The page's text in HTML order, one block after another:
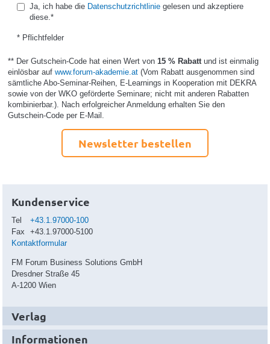
Ja, ich habe die Datenschutzrichtliniegelesen und akzeptiere
diese.*
* Pflichtfelder
** Der Gutschein-Code hat einen Wert von 15 % Rabatt und ist einmalig
einlösbar auf www.forum-akademie.at(Vom Rabatt ausgenommen sind
sämtliche Abo-Seminar-Reihen, E-Learnings in Kooperation mit DEKRA
sowie von der WKO geförderte Seminare; nicht mit anderen Rabatten
kombinierbar.). Nach erfolgreicher Anmeldung erhalten Sie den
Gutschein-Code per E-Mail.
Newsletter bestellen
Kundenservice
Tel
+43.1.97000-100
Fax
+43.1.97000-5100
Kontaktformular
FM Forum Business Solutions GmbH
Dresdner Straße 45
A-1200 Wien
Verlag
Informationen